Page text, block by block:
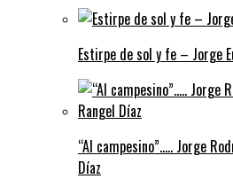
Estirpe de sol y fe – Jorge
“Al campesino”….. Jorge
Díaz